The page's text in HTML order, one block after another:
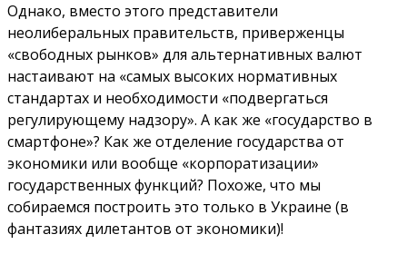
Однако, вместо этого представители
неолиберальных правительств, приверженцы
«свободных рынков» для альтернативных валют
настаивают на «самых высоких нормативных
стандартах и необходимости «подвергаться
регулирующему надзору». А как же «государство в
смартфоне»? Как же отделение государства от
экономики или вообще «корпоратизации»
государственных функций? Похоже, что мы
собираемся построить это только в Украине (в
фантазиях дилетантов от экономики)!